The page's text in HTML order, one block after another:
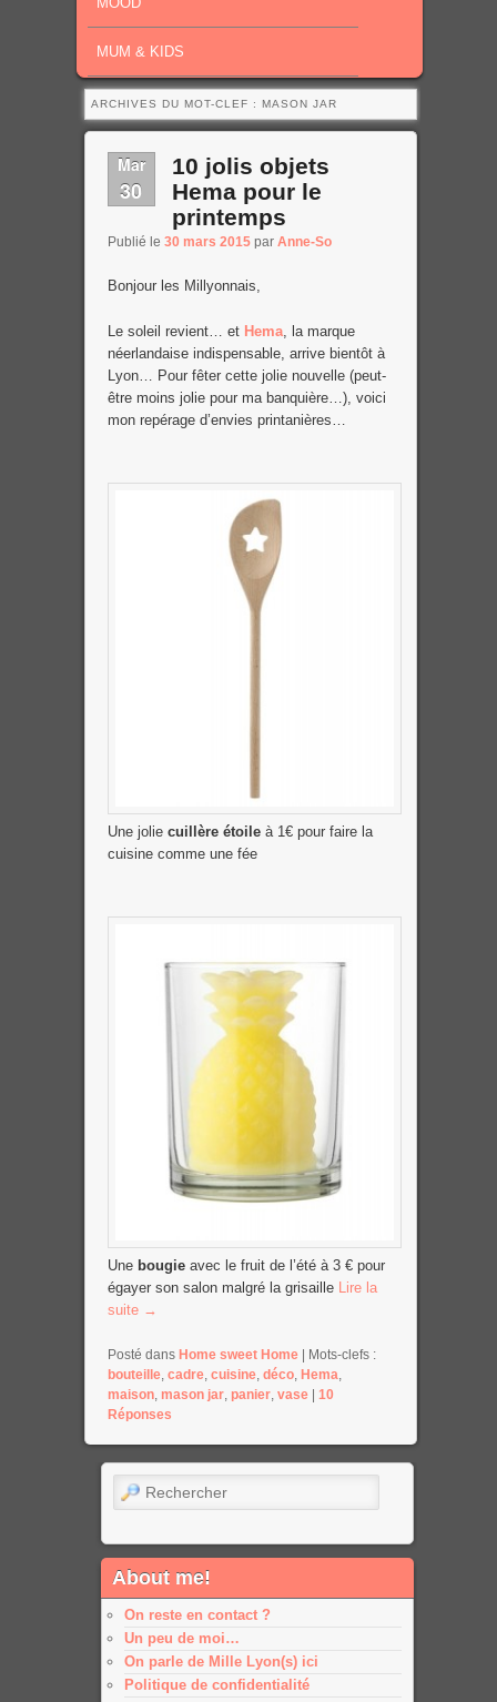
MUM & KIDS
ARCHIVES DU MOT-CLEF : MASON JAR
Mar
30
10 jolis objets
Hema pour le
printemps
Publié le 30 mars 2015 par Anne-So
Bonjour les Millyonnais,
Le soleil revient… et Hema, la marque
néerlandaise indispensable, arrive bientôt à
Lyon… Pour fêter cette jolie nouvelle (peut-
être moins jolie pour ma banquière…), voici
mon repérage d’envies printanières…
Une jolie cuillère étoileà 1€ pour faire la
cuisine comme une fée
Une bougieavec le fruit de l’été à 3 € pour
égayer son salon malgré la grisaille Lire la
suite →
Posté dans Home sweet Home
Mots-clefs :
bouteille, cadre, cuisine, déco, Hema,
maison, mason jar, panier, vase
10
Réponses
Rechercher
About me!
On reste en contact ?
Un peu de moi…
On parle de Mille Lyon(s) ici
Politique de confidentialité